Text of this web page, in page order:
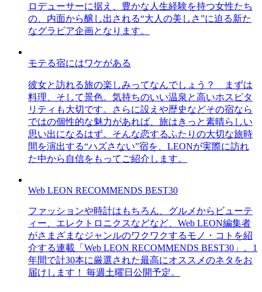
ロデューサーに据え、豊かな人生経験を持つ女性たち
の、内面から醸し出される“大人の美しさ”に迫る新た
なグラビア企画となります。
モテる宿にはワケがある
彼女と訪れる旅の楽しみってなんでしょう？ まずは
料理、そして景色。気持ちのいい温泉と高いホスピタ
リティも大切です。さらに設えや歴史などその宿なら
ではの個性的な魅力があれば、旅はきっと素晴らしい
思い出になるはず。そんな恋するふたりの大切な旅時
間を演出する“ハズさない”宿を、LEONが実際に訪れ
た中から自信をもってご紹介します。
Web LEON RECOMMENDS BEST30
ファッションや時計はもちろん、グルメからビューテ
ィー、エレクトロニクスなどなど、Web LEON編集者
がさまざまなジャンルのワクワクするモノ・コトを紹
介する連載「Web LEON RECOMMENDS BEST30」。1
年間で計30本に厳選された最高にオススメのネタをお
届けします！ 毎週土曜日公開予定。